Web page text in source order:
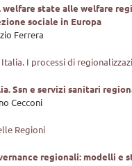
welfare state alle welfare
sociale in Europa
Ferrera
Italia. I processi di
Ssn e servizi sanitari
Cecconi
Regioni
regionali: modelli e